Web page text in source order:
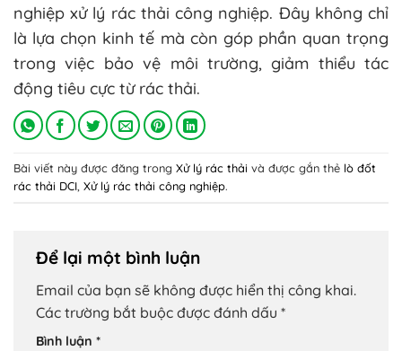
nghiệp xử lý rác thải công nghiệp. Đây không chỉ
là lựa chọn kinh tế mà còn góp phần quan trọng
trong việc bảo vệ môi trường, giảm thiểu tác
động tiêu cực từ rác thải.
Bài viết này được đăng trong Xử lý rác thải và được gắn thẻ lò đốt
rác thải DCI Xử lý rác thải công nghiệp.
Để lại một bình luận
Email của bạn sẽ không được hiển thị công khai.
Các trường bắt buộc được đánh dấu *
Bình luận *